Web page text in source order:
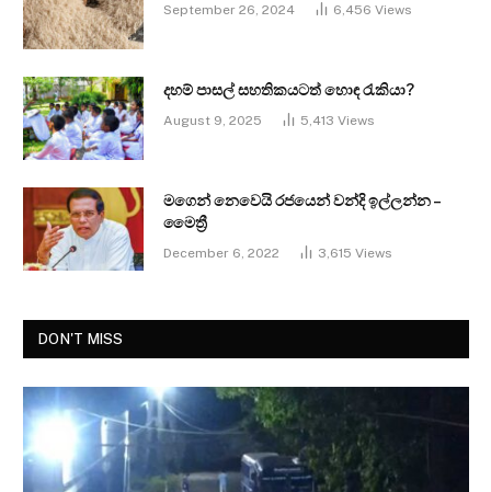
September 26, 2024 6,456 Views
දහම් පාසල් සහතිකයටත් හොඳ රැකියා?
August 9, 2025 5,413 Views
මගෙන් නෙවෙයි රජයෙන් වන්දි ඉල්ලන්න –
මෛත්‍රී
December 6, 2022 3,615 Views
DON'T MISS